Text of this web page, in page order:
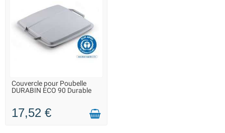
SUR COMMANDE - LIVRAISON
SOUS 15 JOURS
Couvercle pour Poubelle
DURABIN ECO 90 Durable
17,52 €